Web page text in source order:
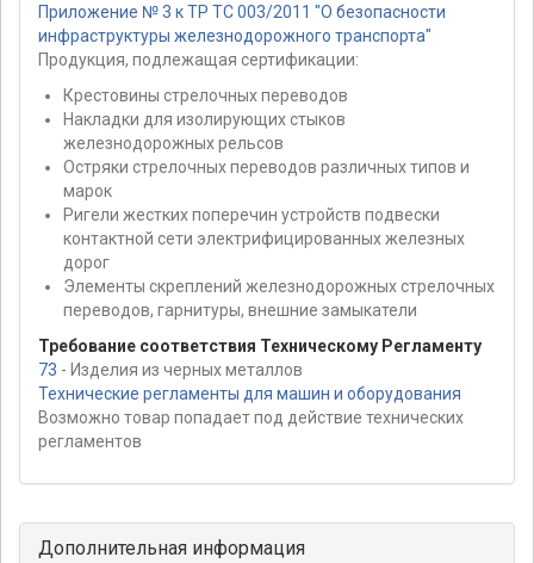
Приложение № 3 к ТР ТС 003/2011 "О безопасности
инфраструктуры железнодорожного транспорта"
Продукция, подлежащая сертификации:
Крестовины стрелочных переводов
Накладки для изолирующих стыков
железнодорожных рельсов
Остряки стрелочных переводов различных типов и
марок
Ригели жестких поперечин устройств подвески
контактной сети электрифицированных железных
дорог
Элементы скреплений железнодорожных стрелочных
переводов, гарнитуры, внешние замыкатели
Требование соответствия Техническому Регламенту
73 - Изделия из черных металлов
Технические регламенты для машин и оборудования
Возможно товар попадает под действие технических
регламентов
Дополнительная информация